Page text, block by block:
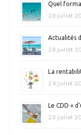
Quel
28 juillet
Actualités
28 juillet
La
24 juillet
Le CDD «
23 juillet